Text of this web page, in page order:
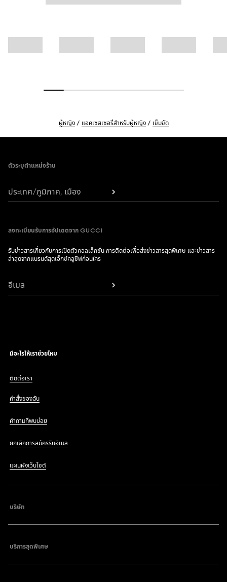
ผู้หญิง แอคเซสเซอรี่สำหรับผู้หญิง เข็มขัด
ตัวระบุตำแหน่งร้าน
ประเทศ/ภูมิภาค, เมือง
ลงทะเบียนรับการอัปเดตจาก GUCCI
รับข่าวสารเกี่ยวกับการเปิดตัวคอลเล็กชั่น การติดต่อเพื่อส่งข่าวสารสุดพิเศษ และข่าวสาร
ล่าสุดจากแบรนด์สุดเอ็กซ์คลูซีฟก่อนใคร
อีเมล
มีอะไรให้เราช่วยไหม
ติดต่อเรา
คำสั่งของฉัน
คำถามที่พบบ่อย
ยกเลิกการสมัครรับอีเมล
แผนผังเว็บไซต์
บริษัท
บริการสุดพิเศษ